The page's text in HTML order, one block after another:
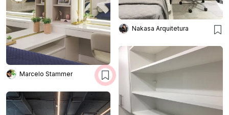
Marcelo Stammer
Nakasa Arquitetura